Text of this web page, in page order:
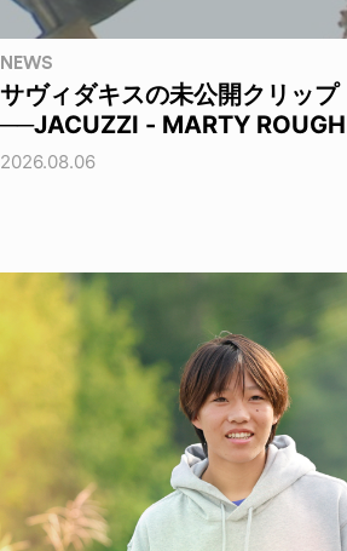
NEWS
サヴィダキスの未公開クリップ
──JACUZZI - MARTY
2026.08.06